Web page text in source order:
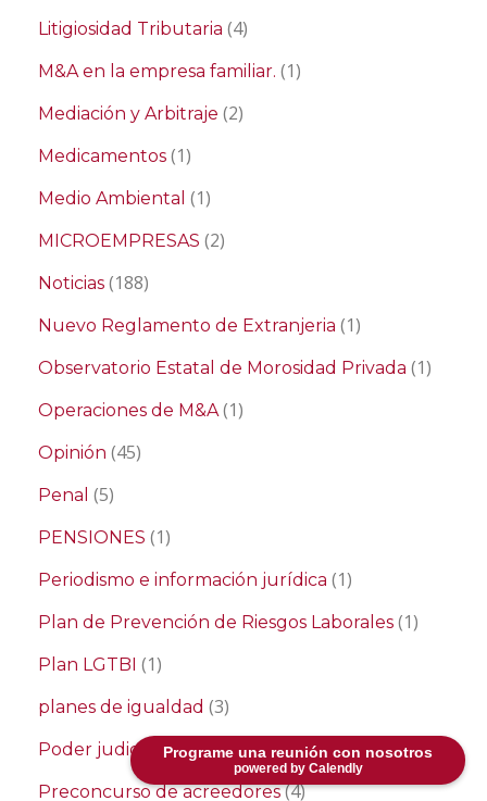
Programe una reunión con nosotros
powered by Calendly
Litigiosidad Tributaria (4)
M&A en la empresa familiar. (1)
Mediación y Arbitraje (2)
Medicamentos (1)
Medio Ambiental (1)
MICROEMPRESAS (2)
Noticias (188)
Nuevo Reglamento de Extranjeria (1)
Observatorio Estatal de Morosidad Privada (1)
Operaciones de M&A(1)
Opinión (45)
Penal (5)
PENSIONES (1)
Periodismo e información jurídica (1)
Plan de Prevención de Riesgos Laborales (1)
Plan LGTBI (1)
planes de igualdad (3)
Poder judicial (2)
Preconcurso de acreedores(4)